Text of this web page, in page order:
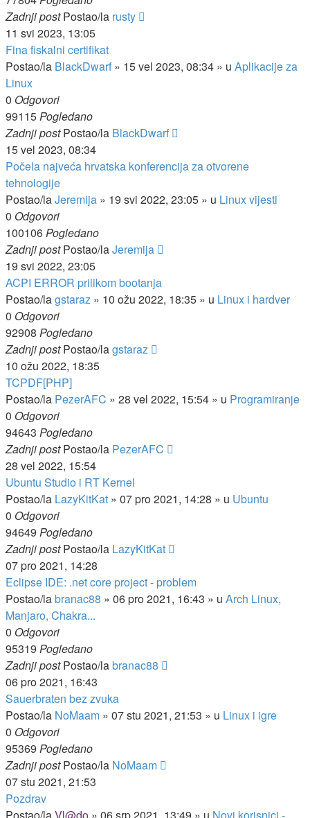
Zadnji postPostao/la rusty
11 svi 2023, 13:05
Fina fiskalni certifikat
Postao/la BlackDwarf » 15 vel 2023, 08:34 » u Aplikacije za
Linux
0 Odgovori
99115Pogledano
Zadnji postPostao/la BlackDwarf
15 vel 2023, 08:34
Počela najveća hrvatska konferencija za otvorene
tehnologije
Postao/laJeremija » 19 svi 2022, 23:05 » u Linux vijesti
0 Odgovori
100106Pogledano
Zadnji postPostao/laJeremija
19 svi 2022, 23:05
ACPI ERROR prilikom bootanja
Postao/lagstaraz » 10 ožu 2022, 18:35 » u Linux i hardver
0 Odgovori
92908 Pogledano
Zadnji postPostao/lagstaraz
10 ožu 2022, 18:35
TCPDF[PHP]
Postao/la PezerAFC » 28 vel 2022, 15:54 » u Programiranje
0 Odgovori
94643 Pogledano
Zadnji postPostao/la PezerAFC
28 vel 2022, 15:54
Ubuntu Studio i RT Kernel
Postao/la LazyKitKat » 07 pro 2021, 14:28 » u Ubuntu
0 Odgovori
94649 Pogledano
Zadnji postPostao/la LazyKitKat
07 pro 2021, 14:28
Eclipse IDE: .net core project - problem
Postao/labranac88 » 06 pro 2021, 16:43 » u Arch Linux,
Manjaro, Chakra...
0 Odgovori
95319 Pogledano
Zadnji postPostao/labranac88
06 pro 2021, 16:43
Sauerbraten bez zvuka
Postao/la NoMaam » 07 stu 2021, 21:53 » u Linux i igre
0 Odgovori
95369 Pogledano
Zadnji postPostao/la NoMaam
07 stu 2021, 21:53
Pozdrav